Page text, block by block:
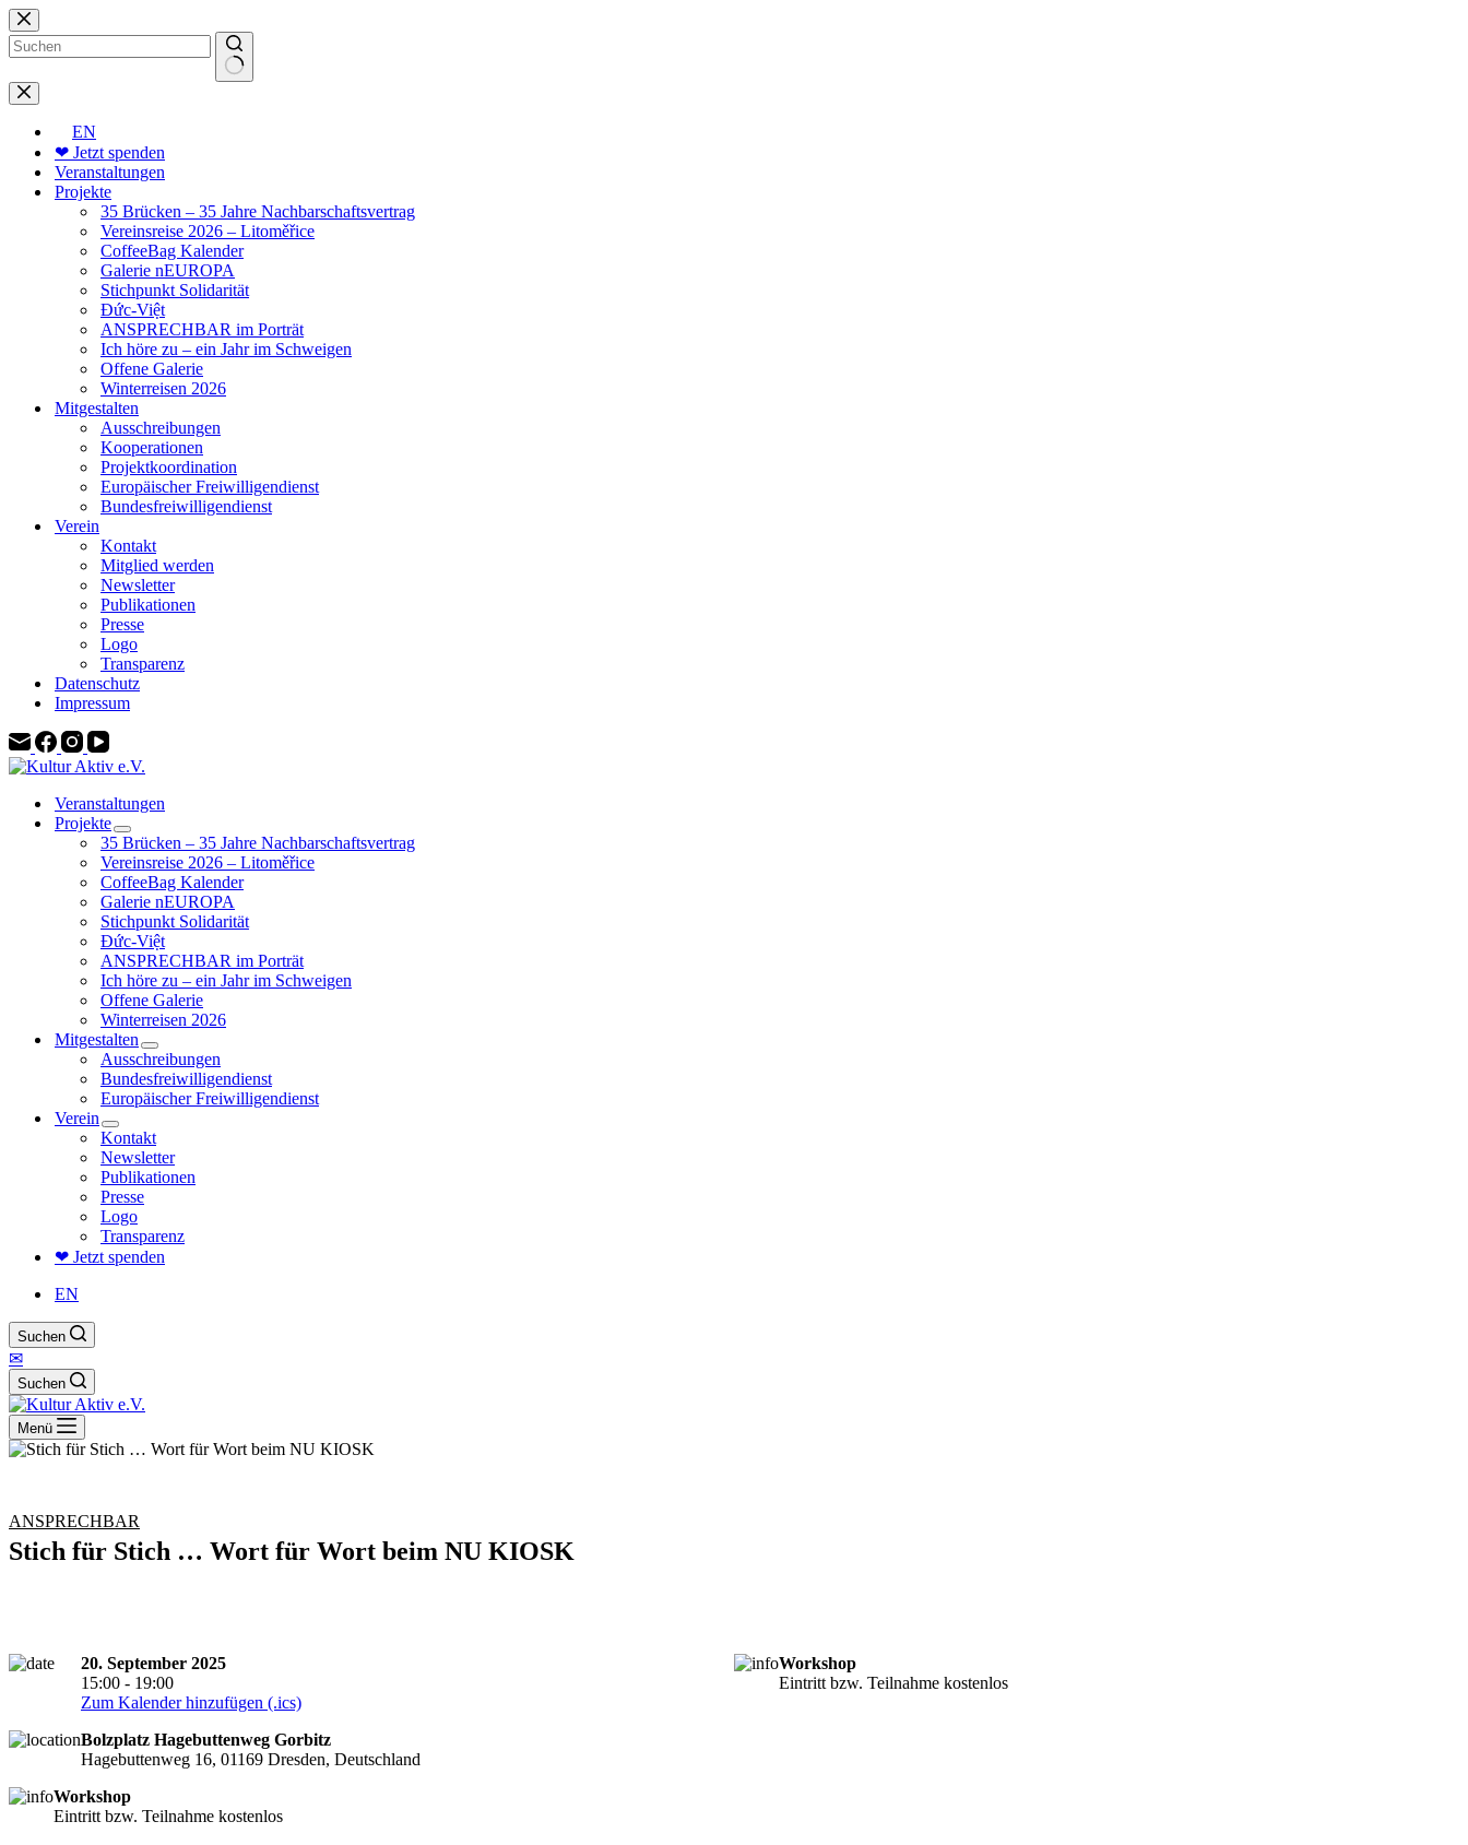
Zum
Inhalt
springen
Keine
Ergebnisse
EN
❤ Jetzt spenden
Veranstaltungen
Projekte
35 Brücken – 35 Jahre Nachbarschaftsvertrag
Vereinsreise 2026 – Litoměřice
CoffeeBag Kalender
Galerie nEUROPA
Stichpunkt Solidarität
Đức-Việt
ANSPRECHBAR im Porträt
Ich höre zu – ein Jahr im Schweigen
Offene Galerie
Winterreisen 2026
Mitgestalten
Ausschreibungen
Kooperationen
Projektkoordination
Europäischer Freiwilligendienst
Bundesfreiwilligendienst
Verein
Kontakt
Mitglied werden
Newsletter
Publikationen
Presse
Logo
Transparenz
Datenschutz
Impressum
Veranstaltungen
Projekte
35 Brücken – 35 Jahre Nachbarschaftsvertrag
Vereinsreise 2026 – Litoměřice
CoffeeBag Kalender
Galerie nEUROPA
Stichpunkt Solidarität
Đức-Việt
ANSPRECHBAR im Porträt
Ich höre zu – ein Jahr im Schweigen
Offene Galerie
Winterreisen 2026
Mitgestalten
Ausschreibungen
Bundesfreiwilligendienst
Europäischer Freiwilligendienst
Verein
Kontakt
Newsletter
Publikationen
Presse
Logo
Transparenz
❤ Jetzt spenden
EN
Suchen
✉
Suchen
Menü
ANSPRECHBAR
Stich für Stich … Wort für Wort beim NU KIOSK
20. September 2025
15:00 - 19:00
Zum Kalender hinzufügen (.ics)
Bolzplatz Hagebuttenweg Gorbitz
Hagebuttenweg 16, 01169 Dresden, Deutschland
Workshop
Eintritt bzw. Teilnahme kostenlos
Workshop
Eintritt bzw. Teilnahme kostenlos